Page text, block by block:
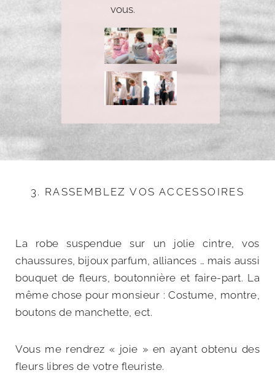
vous.
3. RASSEMBLEZ VOS ACCESSOIRES
La robe suspendue sur un jolie cintre, vos
chaussures, bijoux parfum, alliances … mais aussi
bouquet de fleurs, boutonnière et faire-part. La
même chose pour monsieur : Costume, montre,
boutons de manchette, ect.
Vous me rendrez « joie » en ayant obtenu des
fleurs libres de votre fleuriste.